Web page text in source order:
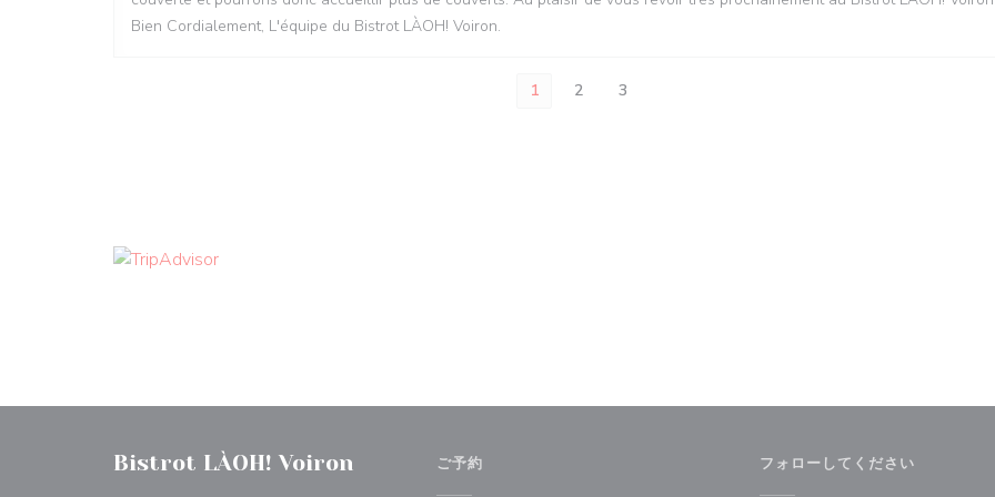
Bien Cordialement, L'équipe du Bistrot LÀOH! Voiron.
1 2 3
Bistrot LÀOH! Voiron ご予約 フォローしてください